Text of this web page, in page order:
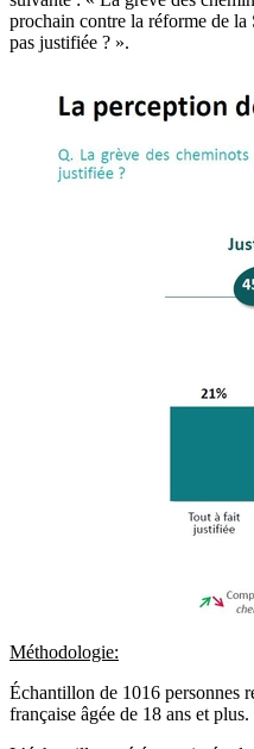
prochain contre la réforme de
pas justifiée ? ».
Méthodologie:
Échantillon de 1016 personnes
française âgée de 18 ans et plus.